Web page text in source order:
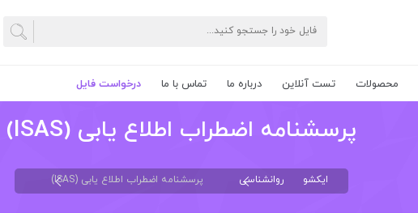
محصولات تست آنلاین درباره ما تماس با ما درخواست فایل
پرسشنامه اضطراب اطلاع یابی (ISAS)
ایکشو روانشناسی پرسشنامه اضطراب اطلاع یابی (ISAS)